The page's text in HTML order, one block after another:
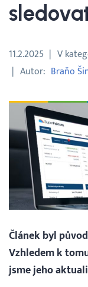
Tým a náš příběh
Kontakt a média
Vyhledávání
Čeština
Čeština
English
30 DNÍ
11.2.2025 V
Autor Braňo
Článek byl
Vzhledem k
jsme jeho